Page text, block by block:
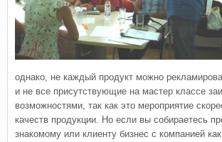
однако, не каждый продукт можно
и не все присутствующие на мастер классе
возможностями, так как это мероприятие
качеств продукции. Но если вы собираетесь
знакомому или клиенту бизнес с компанией